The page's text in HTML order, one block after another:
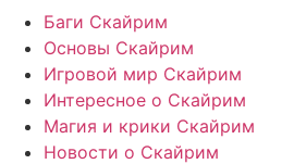
Баги Скайрим
Основы Скайрим
Игровой мир Скайрим
Интересное о Скайрим
Магия и крики Скайрим
Новости о Скайрим